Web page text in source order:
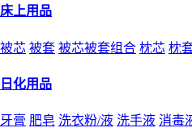
床上用品
被芯 被套 被芯被套组合 枕芯 枕
日化用品
牙膏 肥皂 洗衣粉/液 洗手液 消毒